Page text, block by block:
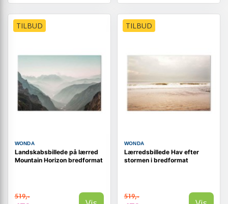
TILBUD
WONDA
Landskabsbillede på lærred
Mountain Horizon bredformat
519,-
TILBUD
WONDA
Lærredsbillede Hav efter
stormen i bredformat
519,-